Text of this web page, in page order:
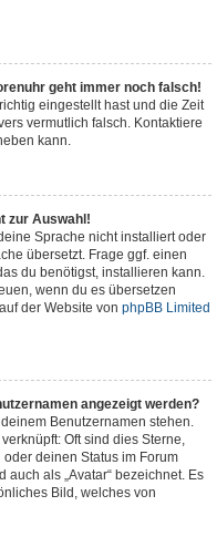
geht immer noch falsch!
eingestellt hast und die Zeit
vermutlich falsch. Kontaktiere
kann.
zur Auswahl!
Sprache nicht installiert oder
übersetzt. Frage ggf. einen
du benötigst, installieren kann.
wenn du es übersetzen
der Website von phpBB Limited
angezeigt werden?
Benutzernamen stehen.
Oft sind dies Sterne,
deinen Status im Forum
als „Avatar“ bezeichnet. Es
Bild, welches von